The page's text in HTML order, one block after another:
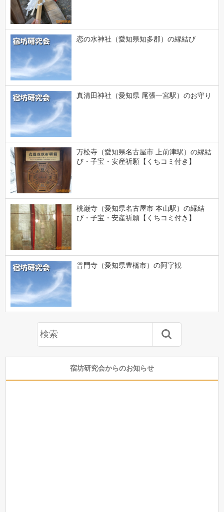
恋の水神社（愛知県知多郡）の縁結び
真清田神社（愛知県 尾張一宮駅）のお守り
万松寺（愛知県名古屋市 上前津駅）の縁結
び・子宝・安産祈願【くちコミ付き】
桃巌寺（愛知県名古屋市 本山駅）の縁結
び・子宝・安産祈願【くちコミ付き】
普門寺（愛知県豊橋市）の阿字観
宿坊研究会からのお知らせ